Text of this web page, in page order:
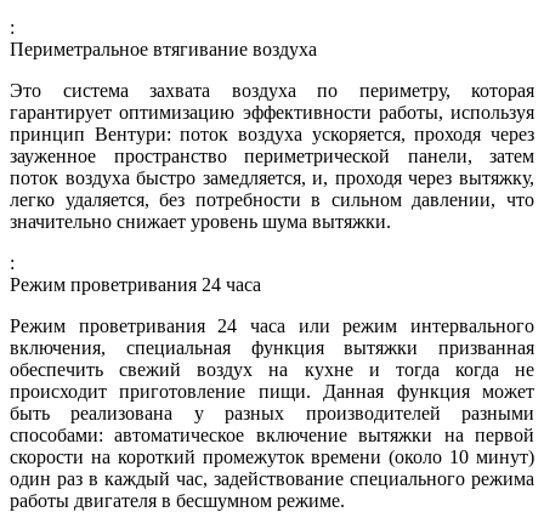
:
Периметральное втягивание воздуха
Это система захвата воздуха по периметру, которая
гарантирует оптимизацию эффективности работы, используя
принцип Вентури: поток воздуха ускоряется, проходя через
зауженное пространство периметрической панели, затем
поток воздуха быстро замедляется, и, проходя через вытяжку,
легко удаляется, без потребности в сильном давлении, что
значительно снижает уровень шума вытяжки.
:
Режим проветривания 24 часа
Режим проветривания 24 часа или режим интервального
включения, специальная функция вытяжки призванная
обеспечить свежий воздух на кухне и тогда когда не
происходит приготовление пищи. Данная функция может
быть реализована у разных производителей разными
способами: автоматическое включение вытяжки на первой
скорости на короткий промежуток времени (около 10 минут)
один раз в каждый час, задействование специального режима
работы двигателя в бесшумном режиме.